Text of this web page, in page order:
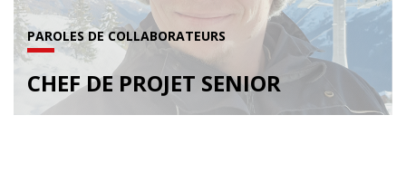
PAROLES DE COLLABORATEURS
CHEF DE PROJET SENIOR